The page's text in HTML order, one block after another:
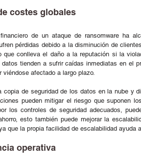
costes globales
de un ataque de ransomware ha
pérdidas debido a la disminución de
que conlleva el daño a la reputación si la
datos tienden a sufrir caídas inmediatas en el
viéndose afectado a largo plazo.
copia de seguridad de los datos en la nube y
pueden mitigar el riesgo que suponen
los controles de seguridad adecuados,
esto también puede mejorar la
que la propia facilidad de escalabilidad ayuda
operativa